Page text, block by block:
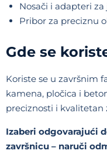
Nosači i adapteri za
Pribor za preciznu
Gde se
Koriste se u završnim
kamena, pločica i
preciznosti i kvalitetan
Izaberi odgovarajući
završnicu – naruči